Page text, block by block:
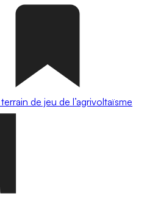
de jeu de l’agrivoltaïsme